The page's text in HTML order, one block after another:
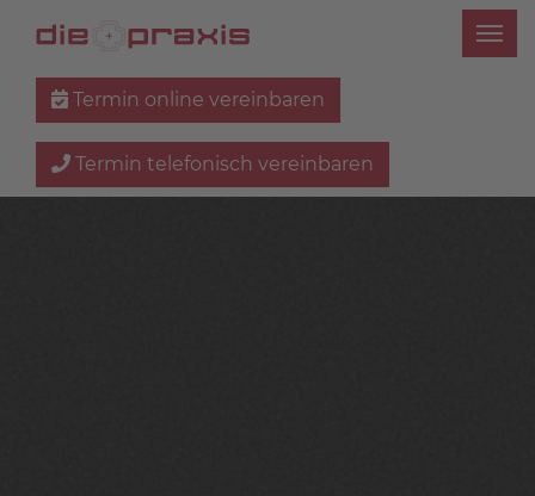
Termin online vereinbaren
Termin telefonisch vereinbaren